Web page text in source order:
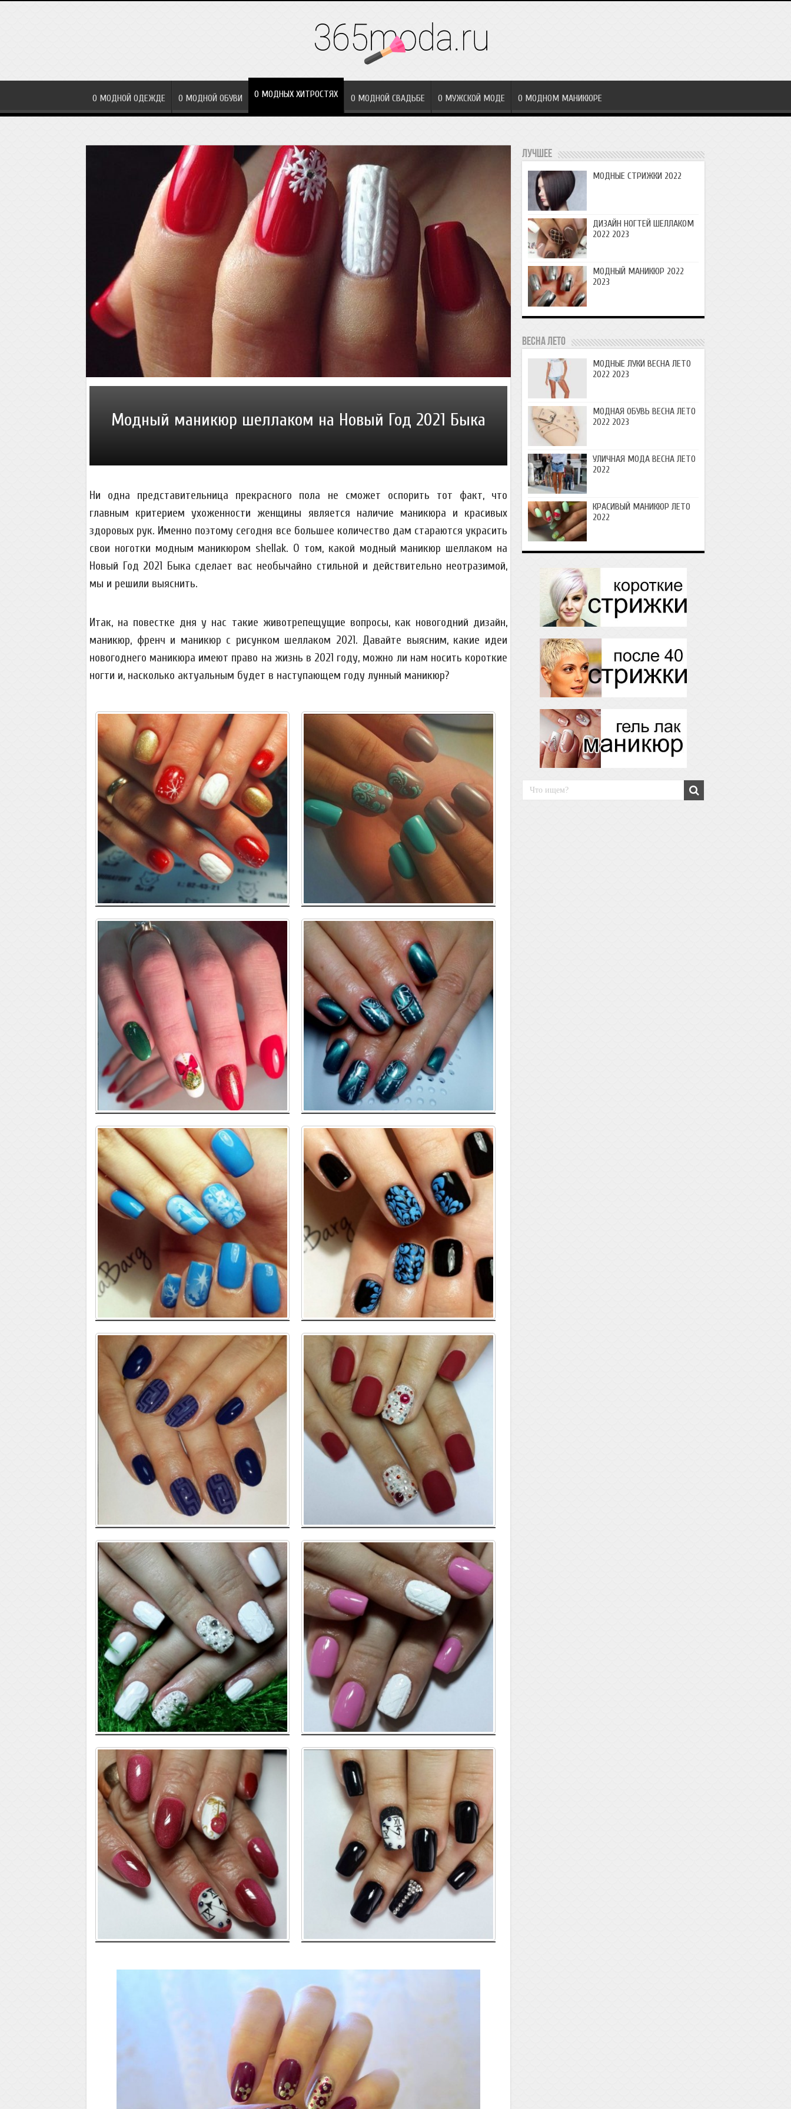
О МОДНОЙ ОДЕЖДЕ О МОДНОЙ ОБУВИ О МОДНЫХ ХИТРОСТЯХ О МОДНОЙ СВАДЬБЕ О МУЖСКОЙ МОДЕ О МОДНОМ МАНИКЮРЕ
Модный маникюр шеллаком на Новый Год 2021 Быка
Ни одна представительница прекрасного пола не сможет оспорить тот факт, что
главным критерием ухоженности женщины является наличие маникюра и красивых
здоровых рук. Именно поэтому сегодня все большее количество дам стараются украсить
свои ноготки модным маникюром shellak. О том, какой модный маникюр шеллаком на
Новый Год 2021 Быка сделает вас необычайно стильной и действительно неотразимой,
мы и решили выяснить.
Итак, на повестке дня у нас такие животрепещущие вопросы, как новогодний дизайн,
маникюр, френч и маникюр с рисунком шеллаком 2021. Давайте выясним, какие идеи
новогоднего маникюра имеют право на жизнь в 2021 году, можно ли нам носить короткие
ногти и, насколько актуальным будет в наступающем году лунный маникюр?
Лучшее
МОДНЫЕ СТРИЖКИ 2022
ДИЗАЙН НОГТЕЙ ШЕЛЛАКОМ
2022 2023
МОДНЫЙ МАНИКЮР 2022
2023
Весна лето
МОДНЫЕ ЛУКИ ВЕСНА ЛЕТО
2022 2023
МОДНАЯ ОБУВЬ ВЕСНА ЛЕТО
2022 2023
УЛИЧНАЯ МОДА ВЕСНА ЛЕТО
2022
КРАСИВЫЙ МАНИКЮР ЛЕТО
2022